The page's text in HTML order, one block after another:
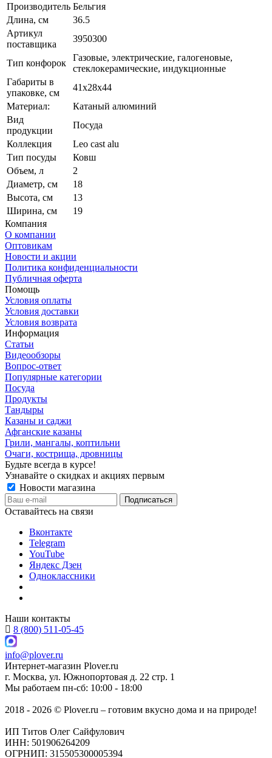
Производитель Бельгия
Длина, см
36.5
Артикул
поставщика
3950300
Тип конфорок
Газовые, электрические, галогеновые,
стеклокерамические, индукционные
Габариты в
упаковке, см
41х28х44
Материал:
Катаный алюминий
Вид
продукции
Посуда
Коллекция
Leo cast alu
Тип посуды
Ковш
Объем, л
2
Диаметр, см
18
Высота, см
13
Ширина, см
19
Компания
О компании
Оптовикам
Новости и акции
Политика конфиденциальности
Публичная оферта
Помощь
Условия оплаты
Условия доставки
Условия возврата
Информация
Статьи
Видеообзоры
Вопрос-ответ
Популярные категории
Посуда
Продукты
Тандыры
Казаны и саджи
Афганские казаны
Грили, мангалы, коптильни
Очаги, кострища, дровницы
Будьте всегда в курсе!
Узнавайте о скидках и акциях первым
Новости магазина
Оставайтесь на связи
Вконтакте
Telegram
YouTube
Яндекс Дзен
Одноклассники
Наши контакты
8 (800) 511-05-45
info@plover.ru
Интернет-магазин Plover.ru
г. Москва, ул. Южнопортовая д. 22 стр. 1
Мы работаем пн-сб: 10:00 - 18:00
2018 - 2026 © Plover.ru – готовим вкусно дома и на природе!
ИП Титов Олег Сайфулович
ИНН: 501906264209
ОГРНИП: 315505300005394